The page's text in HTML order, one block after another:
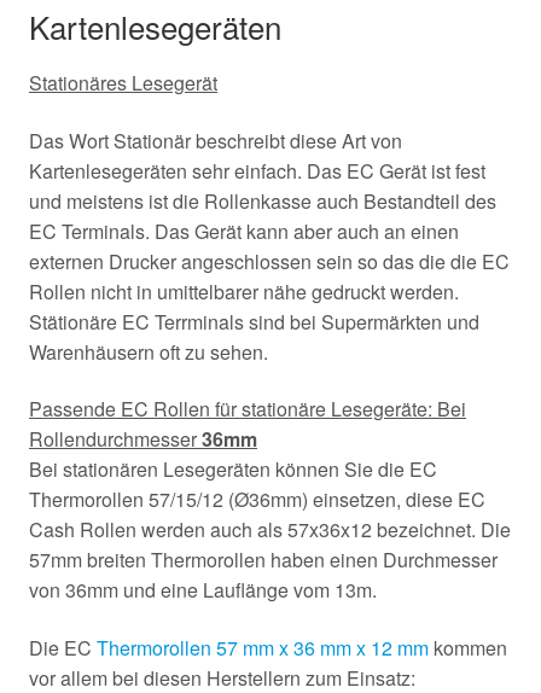
Kartenlesegeräten
Stationäres Lesegerät
Das Wort Stationär beschreibt diese Art von
Kartenlesegeräten sehr einfach. Das EC Gerät ist fest
und meistens ist die Rollenkasse auch Bestandteil des
EC Terminals. Das Gerät kann aber auch an einen
externen Drucker angeschlossen sein so das die die EC
Rollen nicht in umittelbarer nähe gedruckt werden.
Stätionäre EC Terrminals sind bei Supermärkten und
Warenhäusern oft zu sehen.
Passende EC Rollen für stationäre Lesegeräte: Bei
Rollendurchmesser36mm
Bei stationären Lesegeräten können Sie die EC
Thermorollen 57/15/12 (Ø36mm) einsetzen, diese EC
Cash Rollen werden auch als 57x36x12 bezeichnet. Die
57mm breiten Thermorollen haben einen Durchmesser
von 36mm und eine Lauflänge vom 13m.
Die EC Thermorollen 57 mm x 36 mm x 12 mm kommen
vor allem bei diesen Herstellern zum Einsatz: